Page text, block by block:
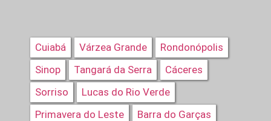
Cuiabá Várzea Grande
Rondonópolis
Sinop
Tangará da Serra
Cáceres
Sorriso
Lucas do Rio Verde
Primavera do Leste
Barra do Garças